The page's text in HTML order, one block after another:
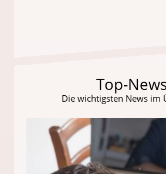
Top-
Die wichtigsten News im